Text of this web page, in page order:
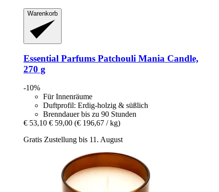
Warenkorb
Essential Parfums Patchouli Mania Candle,
270 g
-10%
Für Innenräume
Duftprofil: Erdig-holzig & süßlich
Brenndauer bis zu 90 Stunden
€ 53,10 € 59,00 (€ 196,67 / kg)
Gratis Zustellung bis 11. August